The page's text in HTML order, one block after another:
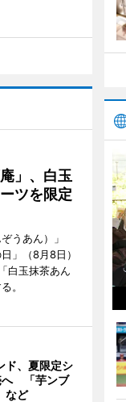
」、白玉
ツを限定
うあん）」
」（8月8日）
白玉抹茶あん
。
ド、夏限定シ
へ 「芋ンブ
など